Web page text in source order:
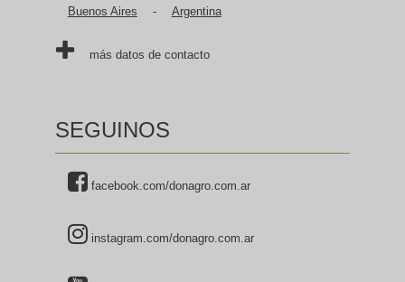
Buenos Aires - Argentina
más datos de contacto
SEGUINOS
facebook.com/donagro.com.ar
instagram.com/donagro.com.ar